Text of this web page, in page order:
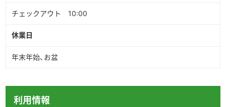
チェックアウト 10:00
休業日
年末年始、お盆
利用情報